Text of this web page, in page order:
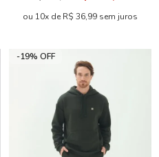
ou 10x de R$ 36,99 sem juros
-19% OFF